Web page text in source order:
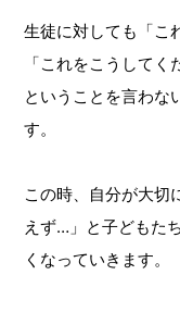
⽣徒に対しても「こ
「これをこうしてく
ということを⾔わな
す。
この時、⾃分が⼤切
えず…」と⼦どもた
くなっていきます。